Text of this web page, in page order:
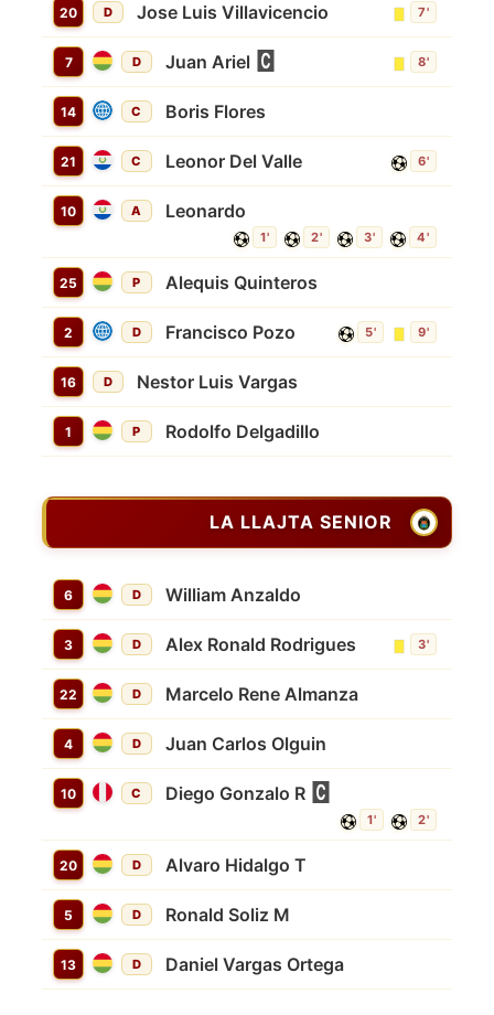
20 D Jose Luis Villavicencio 7'
7 D Juan Ariel 8'
14 C Boris Flores
21 C Leonor Del Valle 6'
10 A Leonardo
1' 2' 3' 4'
25 P Alequis Quinteros
2 D Francisco Pozo 5' 9'
16 D Nestor Luis Vargas
1 P Rodolfo Delgadillo
LA LLAJTA SENIOR
6 D William Anzaldo
3 D Alex Ronald Rodrigues 3'
22 D Marcelo Rene Almanza
4 D Juan Carlos Olguin
10 C Diego Gonzalo R
1' 2'
20 D Alvaro Hidalgo T
5 D Ronald Soliz M
13 D Daniel Vargas Ortega